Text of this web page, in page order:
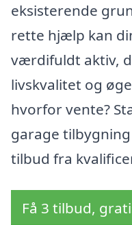
eksisterende
rette hjælp kan
værdifuldt aktiv,
livskvalitet og
hvorfor vente?
garage
tilbud fra
Få 3 tilbud,